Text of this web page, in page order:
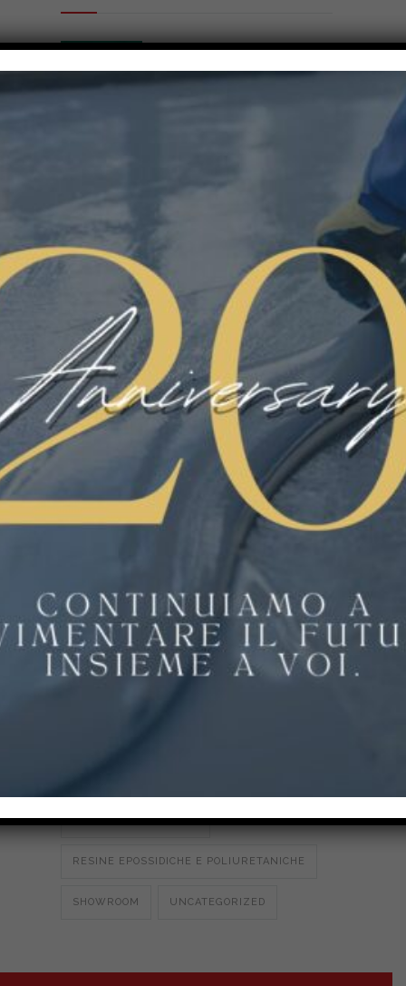
Arredo urbano: per una città
bella e sicura
CERTIFICATO HACCP
LINATE AEREOPORTO MICROCEMENTI
PARCHEGGI E RAMPE
PAVIMART PAVIMENTAZIONE
PAVIMENTAZIONE INDUSTRIALE
PAVIMENTAZIONI CIVILI
PAVIMENTI ANTISCIVOLO
PAVIMENTI IN POLIURETANO
PAVIMENTI IN RESINA
PAVIMENTI PER PALESTRE
RESINA MULTISTRATO
RESINE EPOSSIDICHE E POLIURETANICHE
SHOWROOM UNCATEGORIZED